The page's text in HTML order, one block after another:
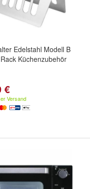
Edelstahl Modell B
Küchenzubehör
€
Versand